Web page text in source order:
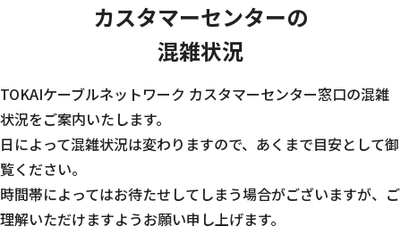
カスタマーセンターの
混雑状況
TOKAIケーブルネットワーク カスタマーセンター窓口の混雑
状況をご案内いたします。
日によって混雑状況は変わりますので、あくまで目安として御
覧ください。
時間帯によってはお待たせしてしまう場合がございますが、ご
理解いただけますようお願い申し上げます。